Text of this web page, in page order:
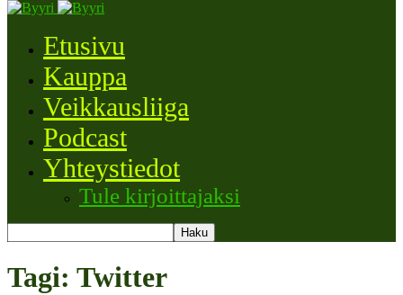
Etusivu
Kauppa
Veikkausliiga
Podcast
Yhteystiedot
Tule kirjoittajaksi
Tagi: Twitter